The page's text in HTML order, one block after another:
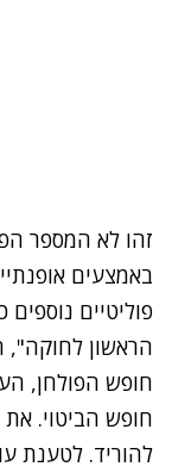
זהו לא המספר
באמצעים
פוליטיים
הראשון לחוקה",
חופש הפולחן,
חופש הביטוי.
להוריד. לטענת